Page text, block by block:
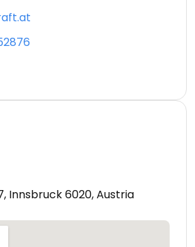
Innsbruck 6020, Austria